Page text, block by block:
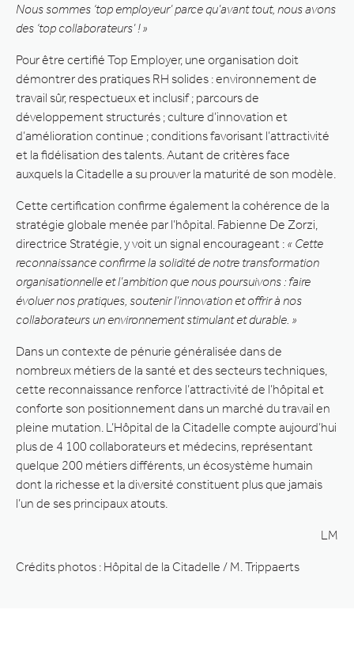
Nous sommes ‘top employeur’ parce qu’avant tout, nous avons
des ‘top collaborateurs’ ! »
Pour être certifié Top Employer, une organisation doit
démontrer des pratiques RH solides : environnement de
travail sûr, respectueux et inclusif ; parcours de
développement structurés ; culture d’innovation et
d’amélioration continue ; conditions favorisant l’attractivité
et la fidélisation des talents. Autant de critères face
auxquels la Citadelle a su prouver la maturité de son modèle.
Cette certification confirme également la cohérence de la
stratégie globale menée par l’hôpital. Fabienne De Zorzi,
directrice Stratégie, y voit un signal encourageant : « Cette
reconnaissance confirme la solidité de notre transformation
organisationnelle et l’ambition que nous poursuivons : faire
évoluer nos pratiques, soutenir l’innovation et offrir à nos
collaborateurs un environnement stimulant et durable. »
Dans un contexte de pénurie généralisée dans de
nombreux métiers de la santé et des secteurs techniques,
cette reconnaissance renforce l’attractivité de l’hôpital et
conforte son positionnement dans un marché du travail en
pleine mutation. L’Hôpital de la Citadelle compte aujourd’hui
plus de 4 100 collaborateurs et médecins, représentant
quelque 200 métiers différents, un écosystème humain
dont la richesse et la diversité constituent plus que jamais
l’un de ses principaux atouts.
LM
Crédits photos : Hôpital de la Citadelle / M. Trippaerts